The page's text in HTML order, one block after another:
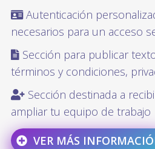
Autenticación
necesarios para un acceso
Sección para publicar
términos y condiciones,
Sección destinada a
ampliar tu equipo de trabajo
VER MÁS